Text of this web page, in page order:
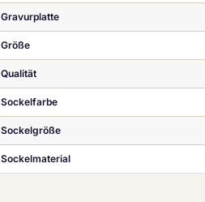
Gravurplatte
Größe
Qualität
Sockelfarbe
Sockelgröße
Sockelmaterial